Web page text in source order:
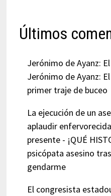
Últimos
Jerónimo de Ayanz:
Jerónimo de Ayanz:
primer traje de buceo
La ejecución de un
aplaudir
presente - ¡QUÉ
psicópata asesino
gendarme
El congresista